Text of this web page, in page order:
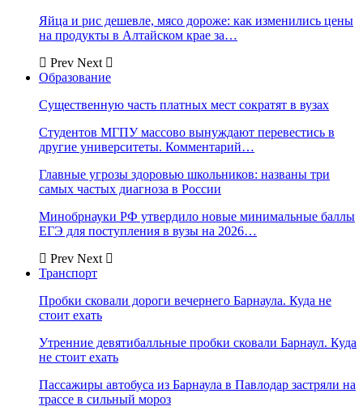
Яйца и рис дешевле, мясо дороже: как изменились цены
на продукты в Алтайском крае за…
Prev Next
Образование
Существенную часть платных мест сократят в вузах
Студентов МГПУ массово вынуждают перевестись в
другие университеты. Комментарий…
Главные угрозы здоровью школьников: названы три
самых частых диагноза в России
Минобрнауки РФ утвердило новые минимальные баллы
ЕГЭ для поступления в вузы на 2026…
Prev Next
Транспорт
Пробки сковали дороги вечернего Барнаула. Куда не
стоит ехать
Утренние девятибалльные пробки сковали Барнаул. Куда
не стоит ехать
Пассажиры автобуса из Барнаула в Павлодар застряли на
трассе в сильный мороз